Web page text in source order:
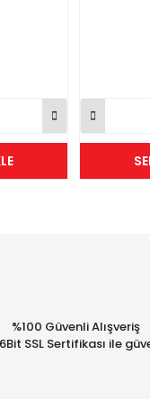
%100 Güvenli Alışveriş
SSL Sertifikası ile